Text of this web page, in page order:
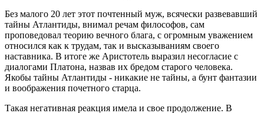
Без малого 20 лет этот почтенный муж, всячески развевавший
тайны Атлантиды, внимал речам философов, сам
проповедовал теорию вечного блага, с огромным уважением
относился как к трудам, так и высказываниям своего
наставника. В итоге же Аристотель выразил несогласие с
диалогами Платона, назвав их бредом старого человека.
Якобы тайны Атлантиды - никакие не тайны, а бунт фантазии
и воображения почетного старца.
Такая негативная реакция имела и свое продолжение. В